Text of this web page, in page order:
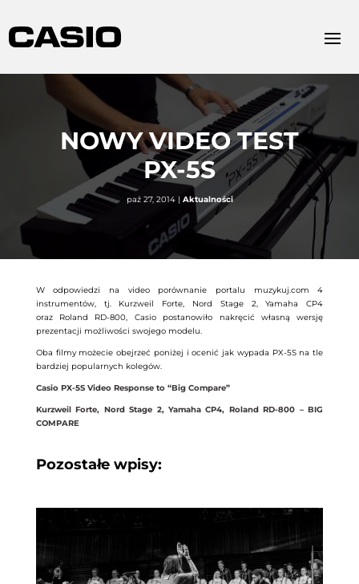
NOWY VIDEO TEST
PX-5S
paź 27, 2014| Aktualności
W odpowiedzi na video porównanie portalu muzykuj.com 4
instrumentów, tj. Kurzweil Forte, Nord Stage 2, Yamaha CP4
oraz Roland RD-800, Casio postanowiło nakręcić własną wersję
prezentacji możliwości swojego modelu.
Oba filmy możecie obejrzeć poniżej i ocenić jak wypada PX-5S na tle
bardziej popularnych kolegów.
Casio PX-5S Video Response to “Big Compare”
Kurzweil Forte, Nord Stage 2, Yamaha CP4, Roland RD-800 – BIG
COMPARE
Pozostałe wpisy: